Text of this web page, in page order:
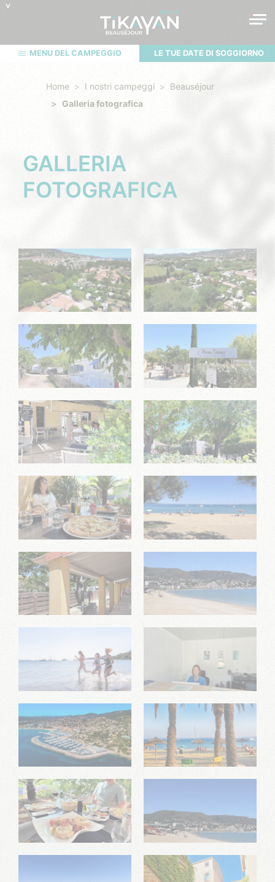
MENU DEL CAMPEGGIO LE TUE DATE DI SOGGIORNO
Home I nostri campeggi
Beauséjour
Galleria fotografica
GALLERIA
FOTOGRAFICA